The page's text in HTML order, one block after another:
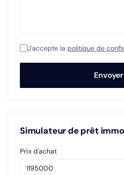
J'accepte la politique de
Envoyer
Simulateur de prêt
Prix d'achat